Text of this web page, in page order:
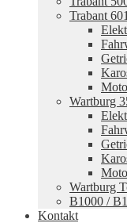
Trabant 601
Wartburg
Wartburg
B1000 /
Kontakt